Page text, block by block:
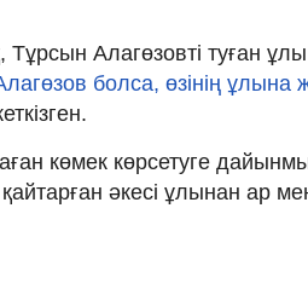
Тұрсын Алагөзовті туған
болса, өзінің ұлына
көмек көрсетуге
әкесі ұлынан ар